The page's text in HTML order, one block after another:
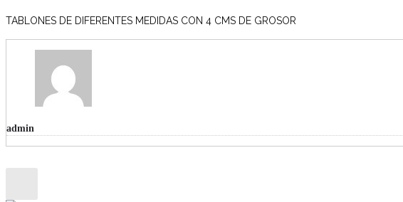
TABLONES DE DIFERENTES MEDIDAS CON 4 CMS DE GROSOR
admin